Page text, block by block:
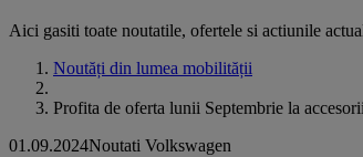
Aici gasiti toate noutatile, ofertele si actiunile
Noutăți din lumea mobilității
Profita de oferta lunii Septembrie la
01.09.2024Noutati Volkswagen